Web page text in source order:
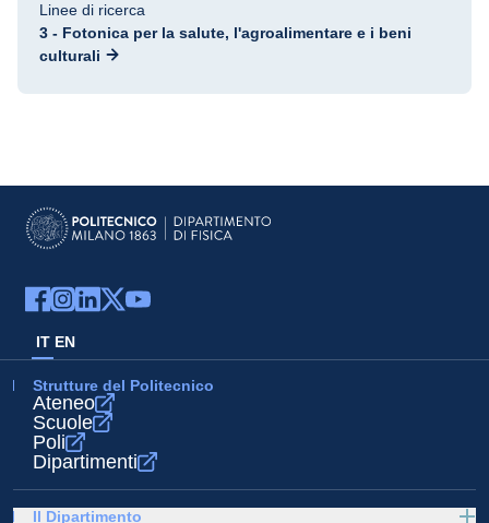
Linee di ricerca
3 - Fotonica per la salute, l'agroalimentare e i beni
culturali
IT EN
Strutture del Politecnico
Ateneo
Scuole
Poli
Dipartimenti
Il Dipartimento